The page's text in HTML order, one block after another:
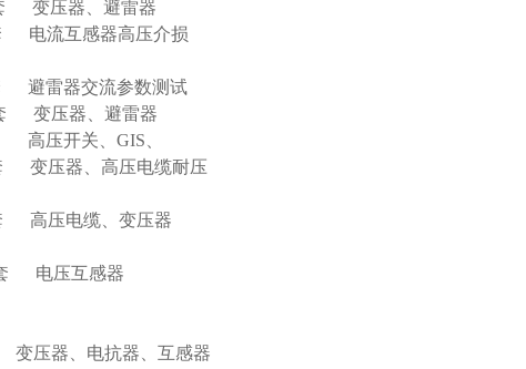
、避雷器
流互感器高压介损
器交流参数测试
、避雷器
压开关、GIS、
、高压电缆耐压
、变压器
感器
、电抗器、互感器